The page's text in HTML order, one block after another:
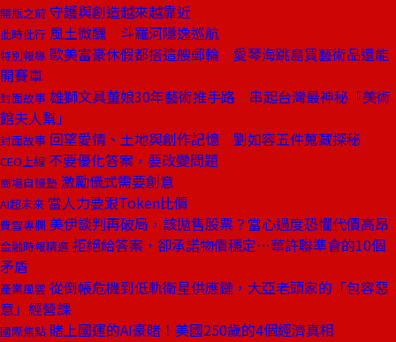
開瓶之前 守護與創造越來越靠近
此時此行 風土微醺 斗羅河隱逸巡航
特別報導 歐美富豪休假都搭這艘郵輪 愛琴海跳島買藝術品還能
開賽車
封面故事 雄獅文具董娘30年藝術推手路 串起台灣最神秘「美術
館夫人幫」
封面故事 回望愛情、土地與創作記憶 劉如容五件蒐藏探秘
CEO上線 不要優化答案，要改變問題
商場自慢塾 激勵儀式需要創意
AI超未來 當人力要跟Token比價
費雪專欄 美伊談判再破局，該拋售股票？當心過度恐懼代價高昂
金融時報精選 拒絕給答案，卻承諾物價穩定⋯華許聯準會的10個
矛盾
產業風雲 從倒帳危機到低軌衛星供應鏈，大亞老頭家的「包容惡
意」經營課
國際焦點 賭上國運的AI豪賭！美國250歲的4個經濟真相